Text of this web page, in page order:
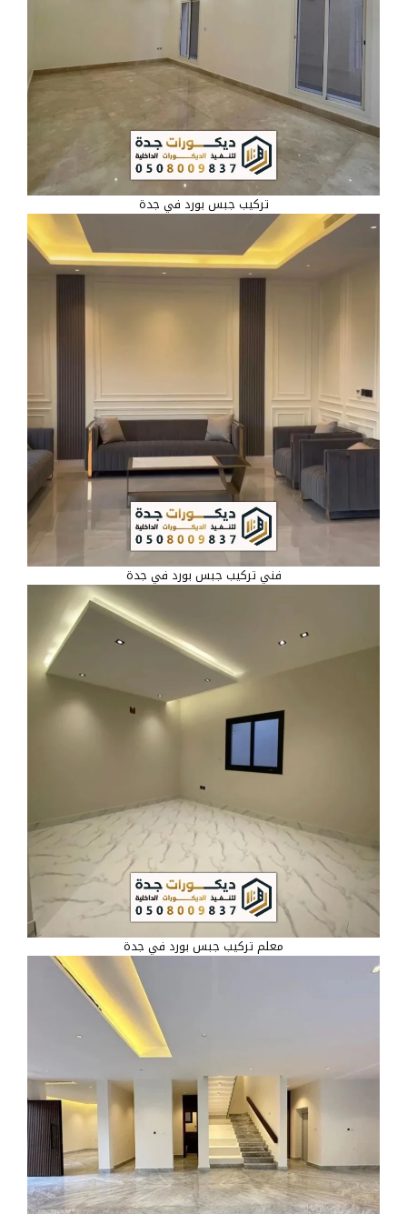
تركيب جبس بورد في جدة
فني تركيب جبس بورد في جدة
معلم تركيب جبس بورد في جدة